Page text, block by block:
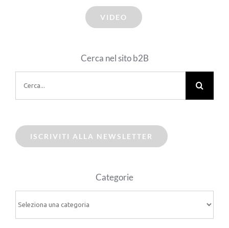
VIDEO
Cerca nel sito b2B
per:
ISCRIVITI ALLA NEWSLETTER
Categorie